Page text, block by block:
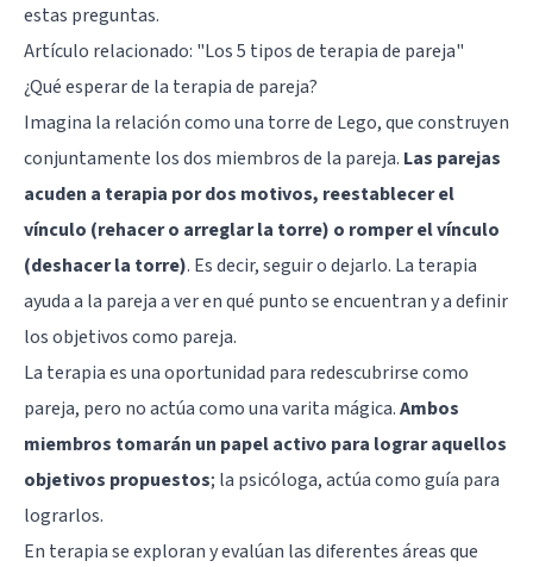
estas preguntas.
Artículo relacionado: "Los 5 tipos de terapia de pareja"
¿Qué esperar de la terapia de pareja?
Imagina la relación como una torre de Lego, que construyen
conjuntamente los dos miembros de la pareja. Las parejas
acuden a terapia por dos motivos, reestablecer el
vínculo (rehacer o arreglar la torre) o romper el vínculo
(deshacer la torre). Es decir, seguir o dejarlo. La terapia
ayuda a la pareja a ver en qué punto se encuentran y a definir
los objetivos como pareja.
La terapia es una oportunidad para redescubrirse como
pareja, pero no actúa como una varita mágica.Ambos
miembros tomarán un papel activo para lograr aquellos
objetivos propuestos; la psicóloga, actúa como guía para
lograrlos.
En terapia se exploran y evalúan las diferentes áreas que